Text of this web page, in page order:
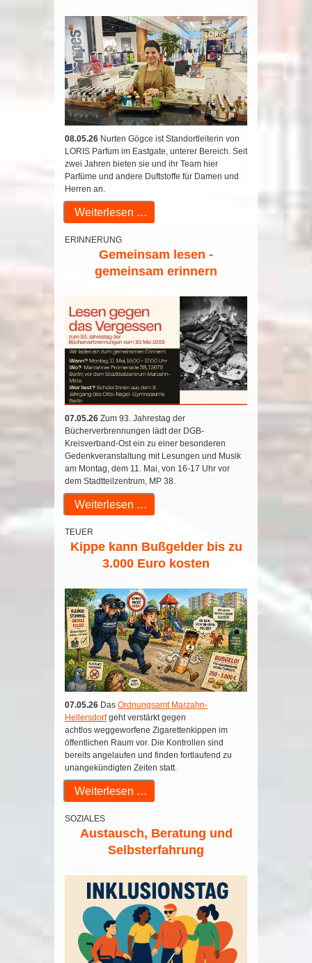
08.05.26 Nurten Gögce ist Standortleiterin von
LORIS Parfum im Eastgate, unterer Bereich. Seit
zwei Jahren bieten sie und ihr Team hier
Parfüme und andere Duftstoffe für Damen und
Herren an.
Weiterlesen …
ERINNERUNG
Gemeinsam lesen -
gemeinsam erinnern
07.05.26 Zum 93. Jahrestag der
Bücherverbrennungen lädt der DGB-
Kreisverband-Ost ein zu einer besonderen
Gedenkveranstaltung mit Lesungen und Musik
am Montag, dem 11. Mai, von 16-17 Uhr vor
dem Stadtteilzentrum, MP 38.
Weiterlesen …
TEUER
Kippe kann Bußgelder bis zu
3.000 Euro kosten
07.05.26 Das Ordnungsamt Marzahn-
Hellersdorfgeht verstärkt gegen
achtlos weggeworfene Zigarettenkippen im
öffentlichen Raum vor. Die Kontrollen sind
bereits angelaufen und finden fortlaufend zu
unangekündigten Zeiten statt.
Weiterlesen …
SOZIALES
Austausch, Beratung und
Selbsterfahrung